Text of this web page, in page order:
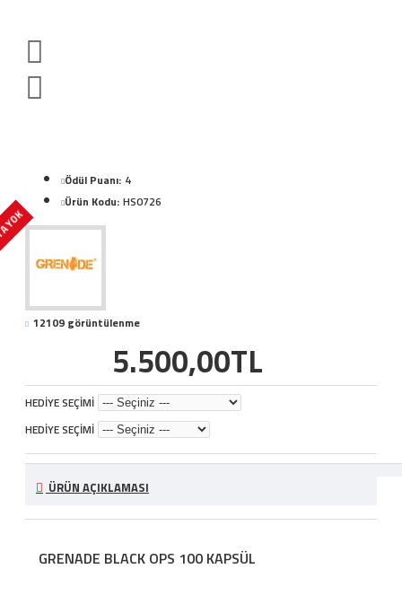
Ödül Puanı: 4
Ürün Kodu: HS0726
12109 görüntülenme
5.500,00TL
HEDİYE SEÇİMİ
HEDİYE SEÇİMİ
ÜRÜN AÇIKLAMASI
GRENADE BLACK OPS 100 KAPSÜL